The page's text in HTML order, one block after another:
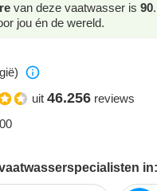
van deze vaatwasser is 90.
jou én de wereld.
uit 46.256 reviews
in: